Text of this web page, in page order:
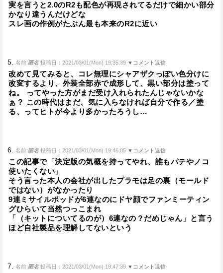
実を言うと2.0のR2も配色が再現されてるだけで細かい部分
かなり違うんだけどな
スレ画の作例がたぶん最も本来のR2に近い
5. 名前:匿名 投稿日：2021/03/01(Mon) 19:35:39 ▼コメント返信
改めて見てみると、コレ無理にシャアザクっぽい色分けに
改変するより、外装全部赤で成形して、黒い部分は塗って
ね。 ってやった方がまだ受け入れられたんじゃないかな
ぁ？ この時代はまだ、気に入らなければ自分で作る／塗
る、ってヒトが今より多かったろうし…
6. 名前:匿名 投稿日：2021/03/01(Mon) 19:46:05 ▼コメント返信
この記事で「決定版の気概を持ってやれ、誰もパテやノコ
使いたくない」
そう言った本人の会社が出したプラモは足の裏（モールド
ではない）がなかったり
9連ミサイルポッドが6連なのにドヤ顔でファンミーティン
グひらいて当然つっこまれ
「（キットについてるのが）6連なの？だめじゃん」と言う
ほど自社製品を理解してないという
7. 名前:匿名 投稿日：2021/03/01(Mon) 19:47:39 ▼コメント返信